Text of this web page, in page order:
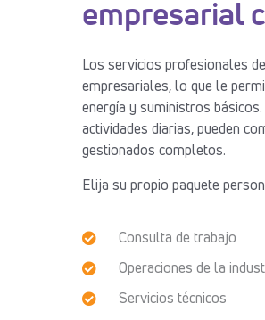
empresarial
Los servicios profesionales
empresariales, lo que le
energía y suministros
actividades diarias, pueden
gestionados completos.
Elija su propio paquete
Consulta de trabajo
Operaciones de la
Servicios técnicos